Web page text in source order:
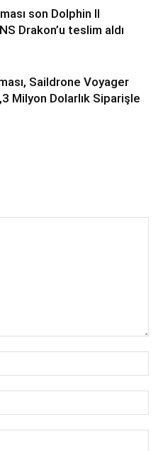
son Dolphin II
Drakon’u teslim aldı
Saildrone Voyager
Milyon Dolarlık Siparişle